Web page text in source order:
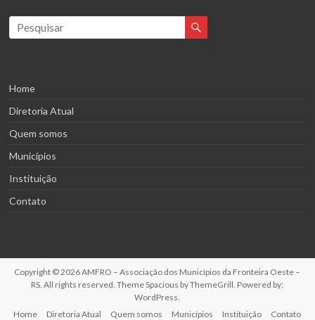
Home
Diretoria Atual
Quem somos
Municípios
Instituição
Contato
Copyright © 2026AMFRO – Associação dos Municípios da Fronteira Oeste –
RS . All rights reserved. ThemeSpacious by ThemeGrill. Powered by:
WordPress
Home
Diretoria Atual Quem somos Municípios Instituição Contato